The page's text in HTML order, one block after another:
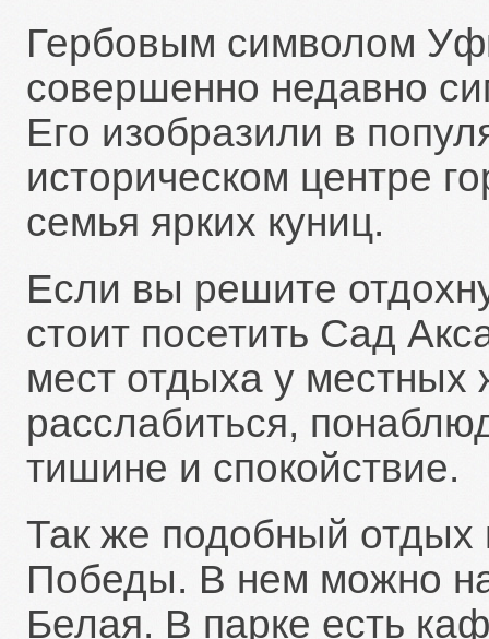
Гербовым символом
совершенно недавно
Его изобразили в
историческом центре
семья ярких куниц.
Если вы решите
стоит посетить Сад
мест отдыха у
расслабиться,
тишине и спокойствие.
Так же подобный
Победы. В нем можно
Белая. В парке есть